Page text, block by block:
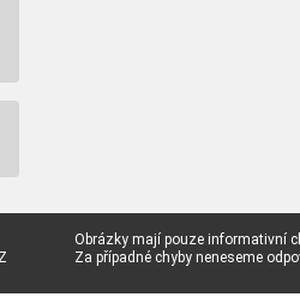
Obrázky mají pouze informativní
Za případné chyby neneseme